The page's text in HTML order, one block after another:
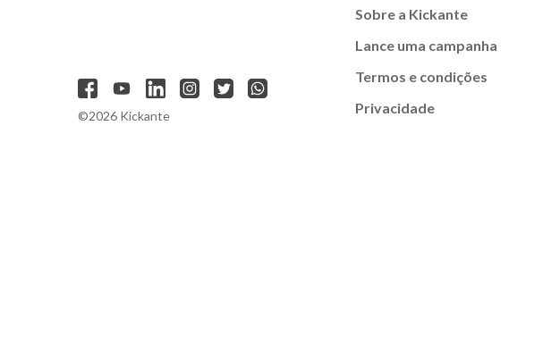
©2026 Kickante
Sobre a Kickante
Lance uma campanha
Termos e condições
Privacidade